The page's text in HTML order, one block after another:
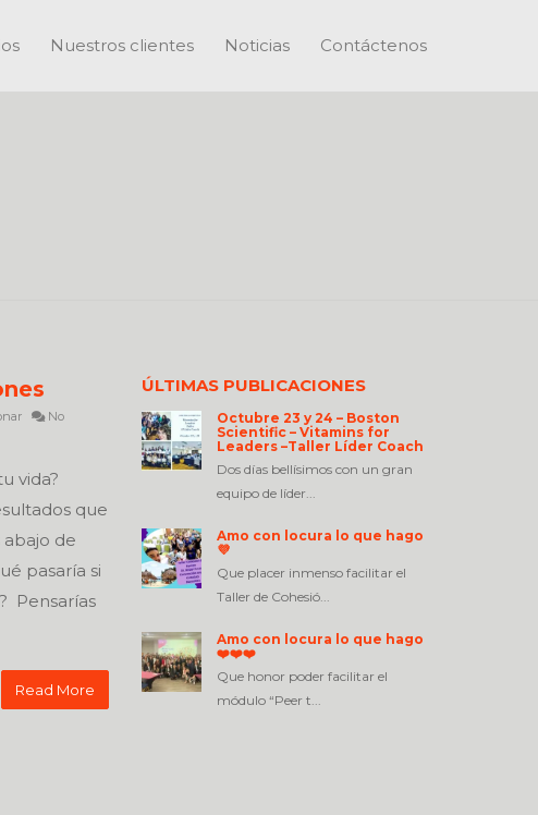
Nuestros clientes Noticias Contáctenos
No
vida?
que
de
pasaría si
Pensarías
Read More
ÚLTIMAS PUBLICACIONES
Octubre 23 y 24 – Boston
Scientific – Vitamins for
Leaders –Taller Líder Coach
Dos días bellísimos con un gran
equipo de líder...
Amo con locura lo que hago
💜
Que placer inmenso facilitar el
Taller de Cohesió...
Amo con locura lo que hago
❤️❤️❤️
Que honor poder facilitar el
módulo “Peer t...